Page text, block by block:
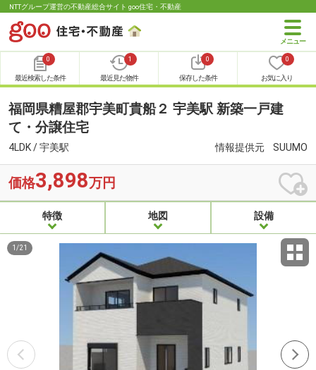
NTTグループ運営の不動産総合サイト goo住宅・不動産
0
最近検索した条件
1
最近見た物件
0
保存した条件
0
お気に入り
福岡県糟屋郡宇美町貴船２ 宇美駅 新築一戸建
て・分譲住宅
4LDK / 宇美駅 情報提供元 SUUMO
価格3,898万円
特徴 地図 設備
1 /21